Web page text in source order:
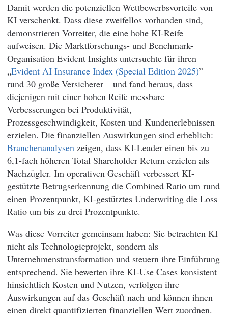
Damit werden die potenziellen Wettbewerbsvorteile von
KI verschenkt. Dass diese zweifellos vorhanden sind,
demonstrieren Vorreiter, die eine hohe KI-Reife
aufweisen. Die Marktforschungs- und Benchmark-
Organisation Evident Insights untersuchte für ihren
„Evident AI Insurance Index (Special Edition 2025)”
rund 30 große Versicherer – und fand heraus, dass
diejenigen mit einer hohen Reife messbare
Verbesserungen bei Produktivität,
Prozessgeschwindigkeit, Kosten und Kundenerlebnissen
erzielen. Die finanziellen Auswirkungen sind erheblich:
Branchenanalysen zeigen, dass KI-Leader einen bis zu
6,1-fach höheren Total Shareholder Return erzielen als
Nachzügler. Im operativen Geschäft verbessert KI-
gestützte Betrugserkennung die Combined Ratio um rund
einen Prozentpunkt, KI-gestütztes Underwriting die Loss
Ratio um bis zu drei Prozentpunkte.
Was diese Vorreiter gemeinsam haben: Sie betrachten KI
nicht als Technologieprojekt, sondern als
Unternehmenstransformation und steuern ihre Einführung
entsprechend. Sie bewerten ihre KI-Use Cases konsistent
hinsichtlich Kosten und Nutzen, verfolgen ihre
Auswirkungen auf das Geschäft nach und können ihnen
einen direkt quantifizierten finanziellen Wert zuordnen.